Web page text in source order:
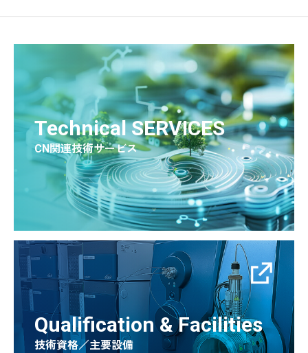
Technical SERVICES
CN関連技術サービス
Qualification & Facilities
技術資格／主要設備